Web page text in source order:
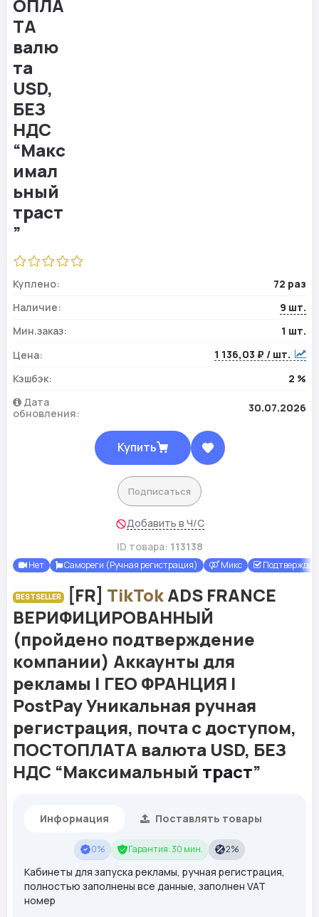
Куплено:
72 раз
Наличие:
9 шт.
Мин.заказ:
1 шт.
Цена:
1 136,03 ₽ / шт.
Кэшбэк:
2 %
Дата
обновления:
30.07.2026
Купить
Подписаться
Добавить в Ч/С
ID товара: 113138
Нет Самореги (Ручная регистрация) Микс
BESTSELLER [FR] TikTokADS FRANCE
ВЕРИФИЦИРОВАННЫЙ
(пройдено подтверждение
компании) Аккаунты для
рекламы | ГЕО ФРАНЦИЯ |
PostPay Уникальная ручная
регистрация, почта с доступом,
ПОСТОПЛАТА валюта USD, БЕЗ
НДС “Максимальный траст”
Информация Поставлять товары
0% Гарантия: 30 мин. 2%
Кабинеты для запуска рекламы, ручная регистрация,
полностью заполнены все данные, заполнен VAT
номер